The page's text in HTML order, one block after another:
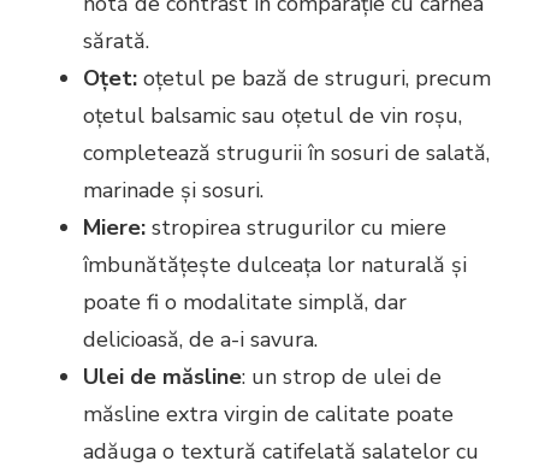
sărată.
Oțet: oțetul pe bază de struguri, precum
oțetul balsamic sau oțetul de vin roșu,
completează strugurii în sosuri de salată,
marinade și sosuri.
Miere: stropirea strugurilor cu miere
îmbunătățește dulceața lor naturală și
poate fi o modalitate simplă, dar
delicioasă, de a-i savura.
Ulei de măsline: un strop de ulei de
măsline extra virgin de calitate poate
adăuga o textură catifelată salatelor cu